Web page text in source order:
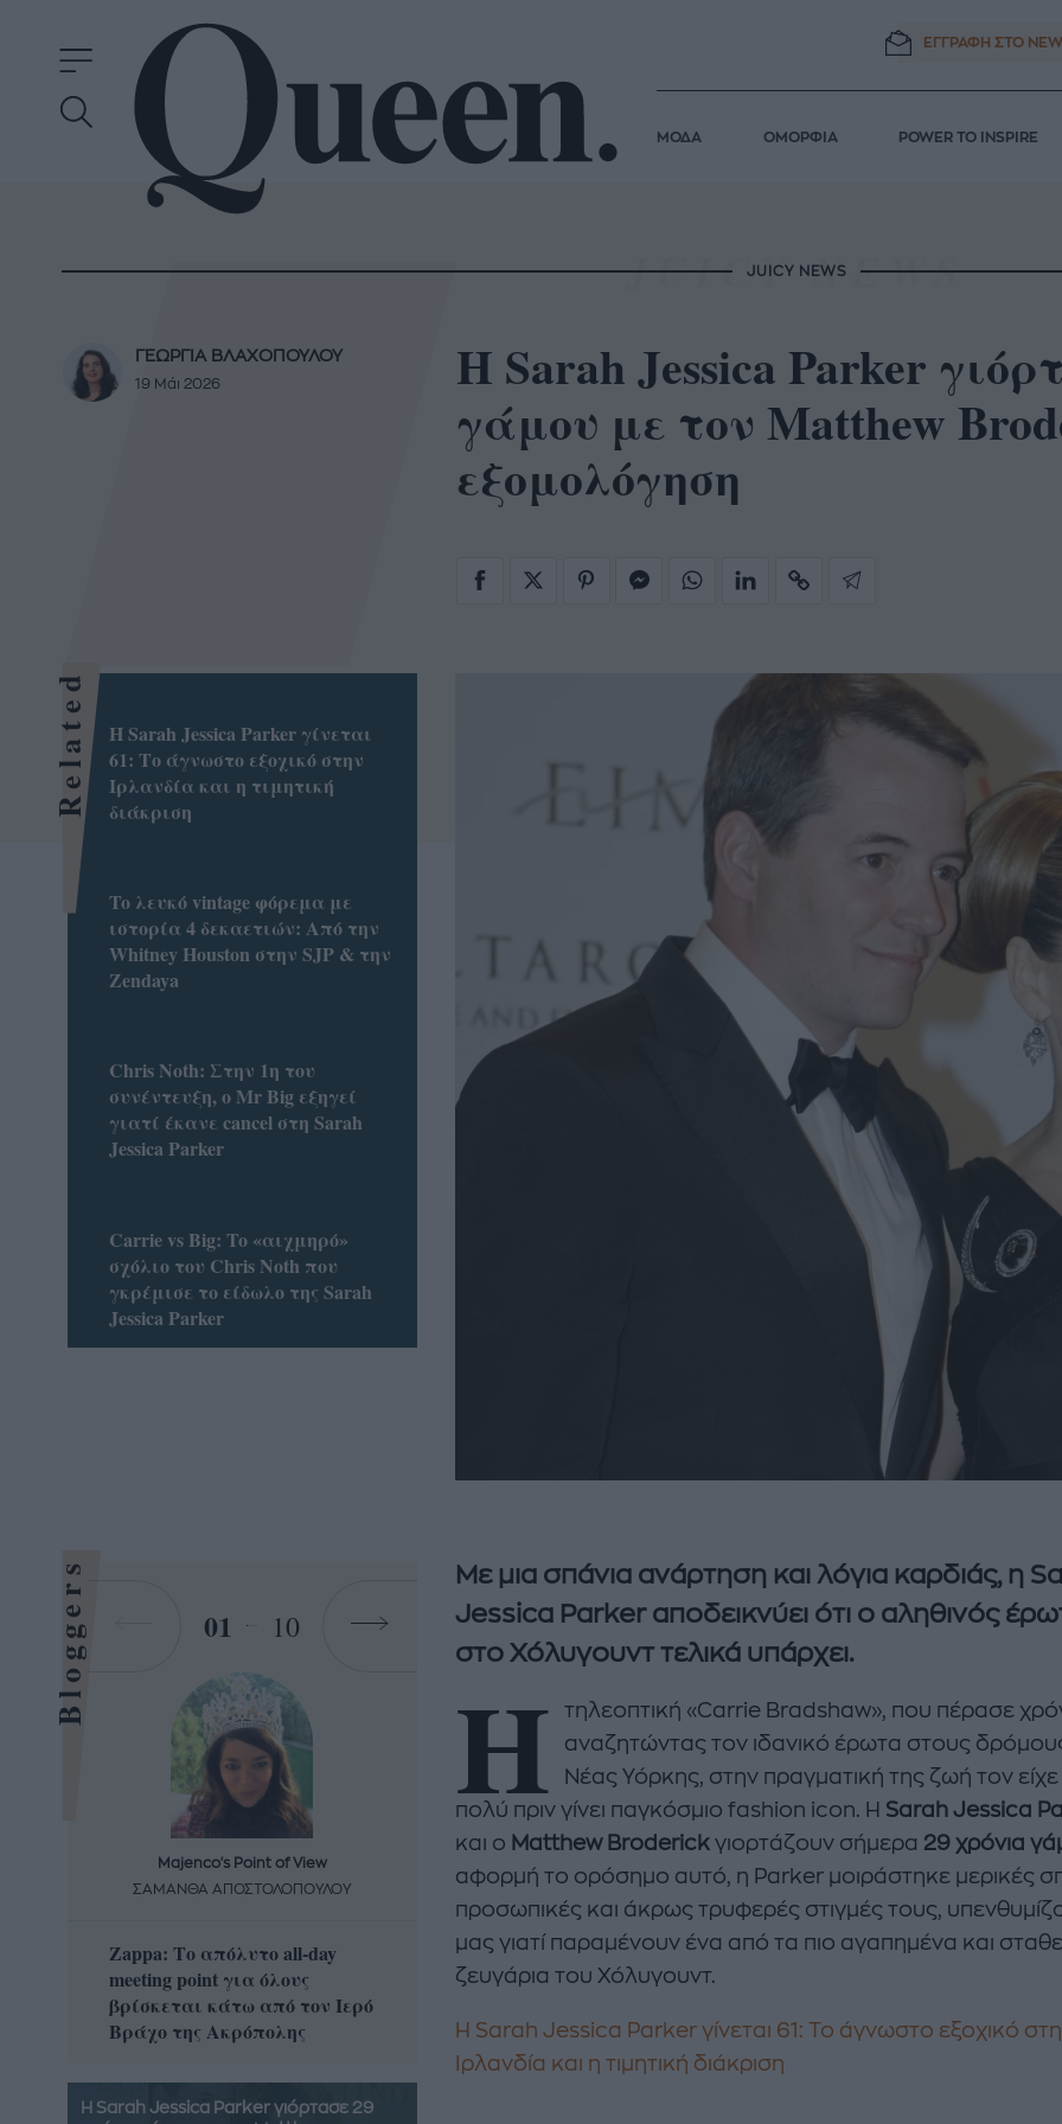
ΕΓΓΡΑΦΗ ΣΤΟ
ΜΟΔΑ ΟΜΟΡΦΙΑ POWER TO INSPIRE
JUICY NEWS
Η Sarah Jessica Parker
γάμου με τον Matthew
εξομολόγηση
ΓΕΩΡΓΙΑ ΒΛΑΧΟΠΟΥΛΟΥ
19 Μάι 2026
Με μια σπάνια ανάρτηση και λόγια καρδιάς, η
Jessica Parker αποδεικνύει ότι ο αληθινός
στο Χόλυγουντ τελικά υπάρχει.
Η
τηλεοπτική «Carrie Bradshaw», που πέρασε
αναζητώντας τον ιδανικό έρωτα στους
Νέας Υόρκης, στην πραγματική της ζωή τον είχε
πολύ πριν γίνει παγκόσμιο fashion icon. Η Sarah Jessica
και ο Matthew Broderick γιορτάζουν σήμερα 29 χρόνια
αφορμή το ορόσημο αυτό, η Parker μοιράστηκε μερικές
προσωπικές και άκρως τρυφερές στιγμές τους,
μας γιατί παραμένουν ένα από τα πιο αγαπημένα και
ζευγάρια του Χόλυγουντ.
Η Sarah Jessica Parker γίνεται 61: Το άγνωστο εξοχικό
Ιρλανδία και η τιμητική διάκριση
Related
Η Sarah Jessica Parker γίνεται
61: Το άγνωστο εξοχικό στην
Ιρλανδία και η τιμητική
διάκριση
To λευκό vintage φόρεμα με
ιστορία 4 δεκαετιών: Από την
Whitney Houston στην SJP & την
Zendaya
Chris Noth: Στην 1η του
συνέντευξη, ο Mr Big εξηγεί
γιατί έκανε cancel στη Sarah
Jessica Parker
Carrie vs Big: To «αιχμηρό»
σχόλιο του Chris Noth που
γκρέμισε το είδωλο της Sarah
Jessica Parker
Bloggers 01 10
Majenco's Point of View
ΣΑΜΑΝΘΑ ΑΠΟΣΤΟΛΟΠΟΥΛΟΥ
Zappa: Το απόλυτο all-day
meeting point για όλους
βρίσκεται κάτω από τον Ιερό
Βράχο της Ακρόπολης
ΣΑΜΑΝΘΑ ΑΠΟΣΤΟΛΟΠΟΥΛΟΥ
Η απόλυτη καλοκαιρινή
δροσερή σαλάτα με
που θα λατρέψετε
ΔΑΦΝΗ ΚΑΡΑΒΟΚΥΡΗ
Nτίνα Νικολάου: «Όταν
πεθάνω»
Η Sarah Jessica Parker γιόρτασε 29